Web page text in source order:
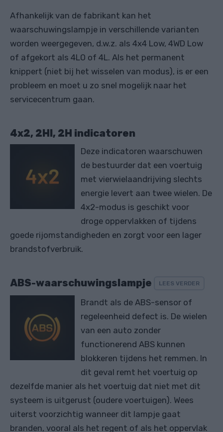
Afhankelijk van de fabrikant kan het
waarschuwingslampje in verschillende varianten
worden weergegeven, d.w.z. als 4x4 Low, 4WD Low
of afgekort als 4LO of 4L. Als het permanent
knippert (niet bij het wisselen van modus), is er een
probleem en moet u zo snel mogelijk naar het
servicecentrum gaan.
4x2, 2HI, 2H indicatoren
Deze indicatoren waarschuwen
de bestuurder dat een voertuig
met vierwielaandrijving slechts
energie levert aan twee wielen. De
4x2-modus is geschikt voor
droge oppervlakken of tijdens
goede rijomstandigheden en zorgt voor een lager
brandstofverbruik.
ABS-waarschuwingslampje LEES VERDER
Brandt als de ABS-sensor of
regeleenheid defect is. De wielen
van een auto zonder
functionerend ABS kunnen
blokkeren tijdens het remmen. In
dit geval remt het voertuig op
dezelfde manier als het voertuig dat niet met dit
systeem is uitgerust (oudere voertuigen). Wees
uiterst voorzichtig wanneer dit lampje gaat
branden, vooral als het regent of als het oppervlak